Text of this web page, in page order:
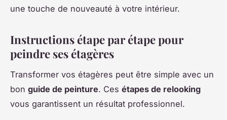
une touche de nouveauté à votre intérieur.
Instructions étape par étape pour
peindre ses étagères
Transformer vos étagères peut être simple avec un
bon guide de peinture. Ces étapes de relooking
vous garantissent un résultat professionnel.